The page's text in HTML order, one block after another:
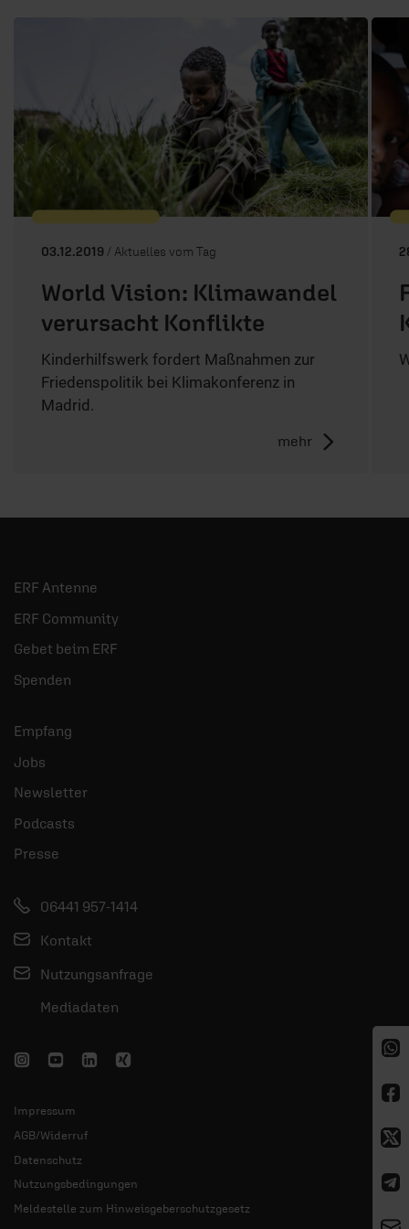
03.12.2019 / Aktuelles vom Tag
World Vision: Klimawandel
verursacht Konflikte
Kinderhilfswerk fordert Maßnahmen zur
Friedenspolitik bei Klimakonferenz in
Madrid.
mehr
ERF Antenne
ERF Community
Gebet beim ERF
Spenden
Empfang
Jobs
Newsletter
Podcasts
Presse
06441 957-1414
Kontakt
Nutzungsanfrage
Mediadaten
Impressum
AGB/Widerruf
Datenschutz
Nutzungsbedingungen
Meldestelle zum Hinweisgeberschutzgesetz